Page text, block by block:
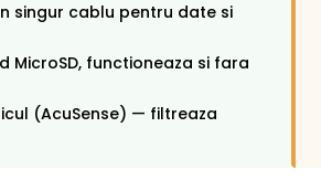
singur cablu pentru date si
MicroSD, functioneaza si fara
(AcuSense) — filtreaza